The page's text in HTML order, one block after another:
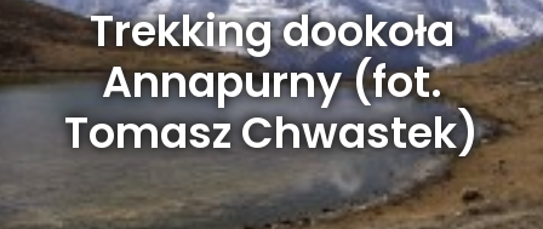
Trekking dookoła
Annapurny (fot.
Tomasz Chwastek)